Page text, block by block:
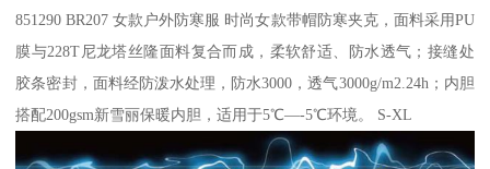
851290 BR207 女款户外防寒服 时尚女款带帽防寒夹克，面料采用PU
膜与228T尼龙塔丝隆面料复合而成，柔软舒适、防水透气；接缝处
胶条密封，面料经防泼水处理，防水3000，透气3000g/m2.24h；内胆
搭配200gsm新雪丽保暖内胆，适用于5℃—-5℃环境。 S-XL